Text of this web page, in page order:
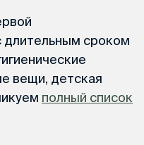
длительным сроком
вещи, детская
полный список